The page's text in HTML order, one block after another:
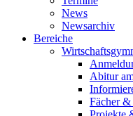
News
Newsarchiv
Bereiche
Abitur
Fächer